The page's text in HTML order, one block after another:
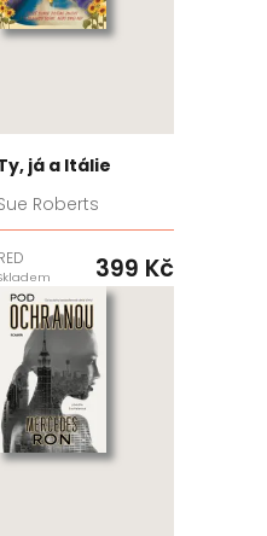
já a Itálie
Roberts
399 Kč